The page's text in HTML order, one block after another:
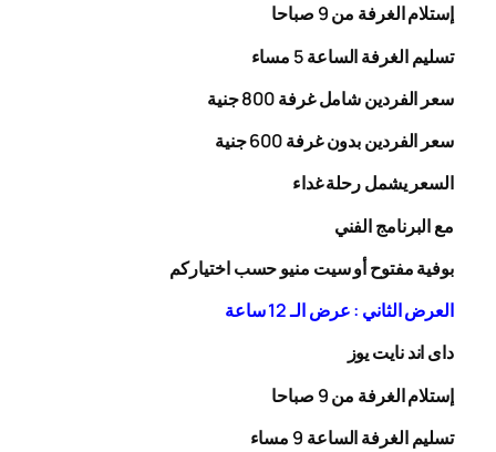
إستلام الغرفة من 9 صباحا
تسليم الغرفة الساعة 5 مساء
سعر الفردين شامل غرفة
800 جنية
سعر الفردين بدون غرفة
600 جنية
السعر يشمل رحلةغداء
مع البرنامج الفني
بوفية مفتوح أو سيت منيو حسب اختياركم
العرض الثاني : عرض الـ 12 ساعة
داى اند نايت يوز
إستلام الغرفة من 9 صباحا
تسليم الغرفة الساعة 9 مساء